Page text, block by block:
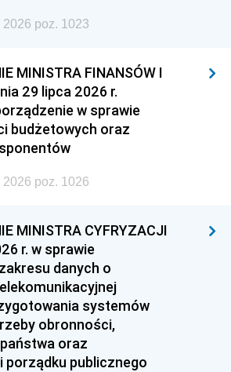
poz. 1023
MINISTRA FINANSÓW I
29 lipca 2026 r.
w sprawie
budżetowych oraz
poz. 1026
MINISTRA CYFRYZACJI
r. w sprawie
danych o
systemów
obronności,
oraz
porządku publicznego